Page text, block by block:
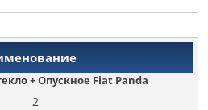
+ Опускное Fiat Panda
2